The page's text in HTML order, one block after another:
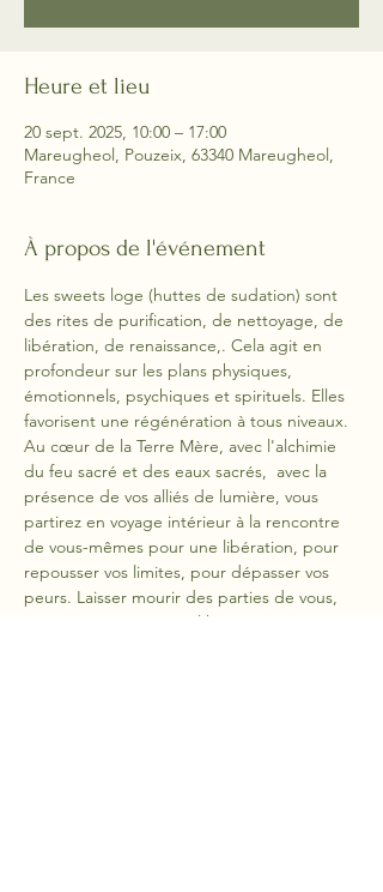
Heure et lieu
20 sept. 2025, 10:00 – 17:00
Mareugheol, Pouzeix, 63340 Mareugheol,
France
À propos de l'événement
Les sweets loge (huttes de sudation) sont
des rites de purification, de nettoyage, de
libération, de renaissance,. Cela agit en
profondeur sur les plans physiques,
émotionnels, psychiques et spirituels. Elles
favorisent une régénération à tous niveaux.
Au cœur de la Terre Mère, avec l'alchimie
du feu sacré et des eaux sacrés,  avec la
présence de vos alliés de lumière, vous
partirez en voyage intérieur à la rencontre
de vous-mêmes pour une libération, pour
repousser vos limites, pour dépasser vos
peurs. Laisser mourir des parties de vous,
qui sont une entrave à l'harmonie, à votre